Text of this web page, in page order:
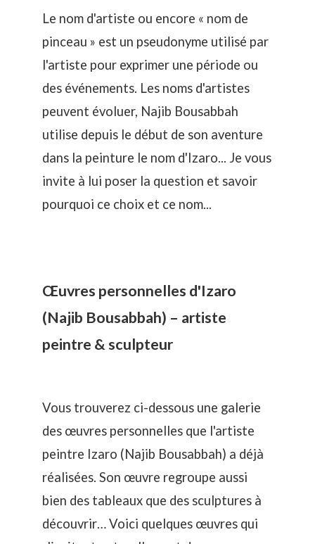
Le nom d'artiste ou encore « nom de
pinceau » est un pseudonyme utilisé par
l'artiste pour exprimer une période ou
des événements. Les noms d'artistes
peuvent évoluer, Najib Bousabbah
utilise depuis le début de son aventure
dans la peinture le nom d'Izaro... Je vous
invite à lui poser la question et savoir
pourquoi ce choix et ce nom...
Œuvres personnelles d'Izaro
(Najib Bousabbah) – artiste
peintre & sculpteur
Vous trouverez ci-dessous une galerie
des œuvres personnelles que l'artiste
peintre Izaro (Najib Bousabbah) a déjà
réalisées. Son œuvre regroupe aussi
bien des tableaux que des sculptures à
découvrir… Voici quelques œuvres qui